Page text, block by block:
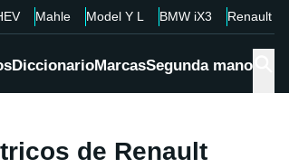
Mahle Model Y L BMW iX3 Renault
DiccionarioMarcasSegunda mano
de Renault